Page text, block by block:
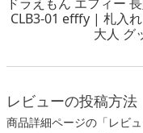
CLB3-01 efffy | 札入
大人 グ
レビューの投稿方法
商品詳細ページの「レビ